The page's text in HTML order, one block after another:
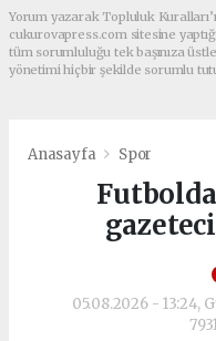
Yorum yazarak Topluluk
cukurovapress.com sitesine
tüm sorumluluğu tek başınıza
yönetimi hiçbir şekilde sorumlu
Anasayfa Spor
05.08.2026 - 13:24,